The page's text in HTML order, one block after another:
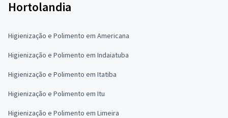
Hortolandia
Higienização e Polimento em Americana
Higienização e Polimento em Indaiatuba
Higienização e Polimento em Itatiba
Higienização e Polimento em Itu
Higienização e Polimento em Limeira